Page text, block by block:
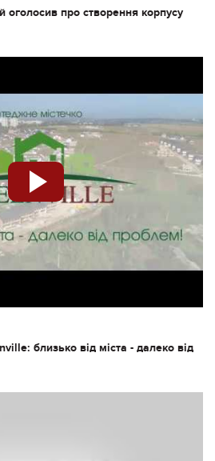
оголосив про створення корпусу
близько від міста - далеко від